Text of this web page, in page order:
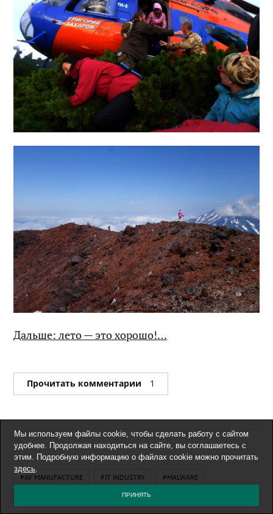
Дальше: лето — это хорошо!…
Прочитать комментарии 1
#AV MANUFACTURE #IT INDUSTRY #MALWARE
Мы используем файлы cookie, чтобы сделать работу с сайтом
удобнее. Продолжая находиться на сайте, вы соглашаетесь с
этим. Подробную информацию о файлах cookie можно прочитать
здесь.
ПРИНЯТЬ